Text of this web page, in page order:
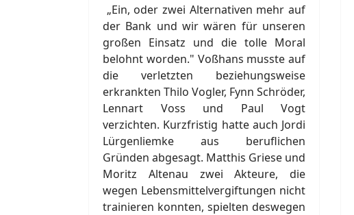
„Ein, oder zwei Alternativen mehr auf
der Bank und wir wären für unseren
großen Einsatz und die tolle Moral
belohnt worden." Voßhans musste auf
die verletzten beziehungsweise
erkrankten Thilo Vogler, Fynn Schröder,
Lennart Voss und Paul Vogt
verzichten. Kurzfristig hatte auch Jordi
Lürgenliemke aus beruflichen
Gründen abgesagt. Matthis Griese und
Moritz Altenau zwei Akteure, die
wegen Lebensmittelvergiftungen nicht
trainieren konnten, spielten deswegen